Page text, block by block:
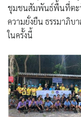
ชุมชนสัมพันธ์พื้นที่ตะ
ความยั่งยืน ธรรมาภิบา
ในครั้งนี้